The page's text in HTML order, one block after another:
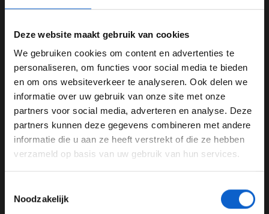
Deze website maakt gebruik van cookies
We gebruiken cookies om content en advertenties te
personaliseren, om functies voor social media te bieden
en om ons websiteverkeer te analyseren. Ook delen we
informatie over uw gebruik van onze site met onze
partners voor social media, adverteren en analyse. Deze
partners kunnen deze gegevens combineren met andere
informatie die u aan ze heeft verstrekt of die ze hebben
verzameld op basis van uw gebruik van hun services.
Noodzakelijk
van opmars Red Bull Racing
Wat volgde was een ontwikkeling die werkelijk waar
niemand zag aankomen. De zomerstop leek de
Oostenrijkse renstal goed te doen, aangezien
Verstappen sindsdien plotseling elke race op het
podium wist te eindigen. Dit begon met de Grand Prix
van Nederland, waar de coureur voor zijn thuispubliek
gewonnen in Italië, Azerbeidzjan én Amerika. Ook in
WELKOM BIJ GRAND PRIX RADIO
Ben je 24 jaar of ouder?
Pas je advertentie instellingen aan en klik hieronder om
door te gaan naar de website!
Advertentie instellingen